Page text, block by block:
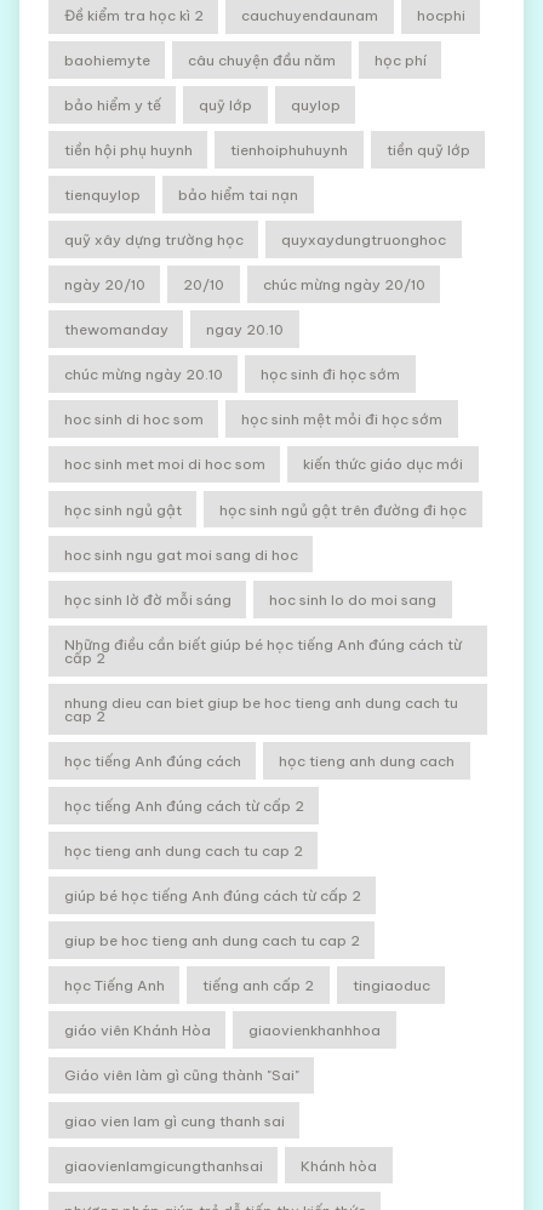
Đề kiểm tra học kì 2 cauchuyendaunam hocphi
baohiemyte câu chuyện đầu năm học phí
bảo hiểm y tế quỹ lớp quylop
tiền hội phụ huynh tienhoiphuhuynh tiền quỹ lớp
tienquylop bảo hiểm tai nạn
quỹ xây dựng trường học quyxaydungtruonghoc
ngày 20/10 20/10 chúc mừng ngày 20/10
thewomanday ngay 20.10
chúc mừng ngày 20.10 học sinh đi học sớm
hoc sinh di hoc som học sinh mệt mỏi đi học sớm
hoc sinh met moi di hoc som kiến thức giáo dục mới
học sinh ngủ gật học sinh ngủ gật trên đường đi học
hoc sinh ngu gat moi sang di hoc
học sinh lờ đờ mỗi sáng hoc sinh lo do moi sang
Những điều cần biết giúp bé học tiếng Anh đúng cách từ
cấp 2
nhung dieu can biet giup be hoc tieng anh dung cach tu
cap 2
học tiếng Anh đúng cách học tieng anh dung cach
học tiếng Anh đúng cách từ cấp 2
học tieng anh dung cach tu cap 2
giúp bé học tiếng Anh đúng cách từ cấp 2
giup be hoc tieng anh dung cach tu cap 2
học Tiếng Anh tiếng anh cấp 2 tingiaoduc
giáo viên Khánh Hòa giaovienkhanhhoa
Giáo viên làm gì cũng thành "Sai"
giao vien lam gì cung thanh sai
giaovienlamgicungthanhsai Khánh hòa